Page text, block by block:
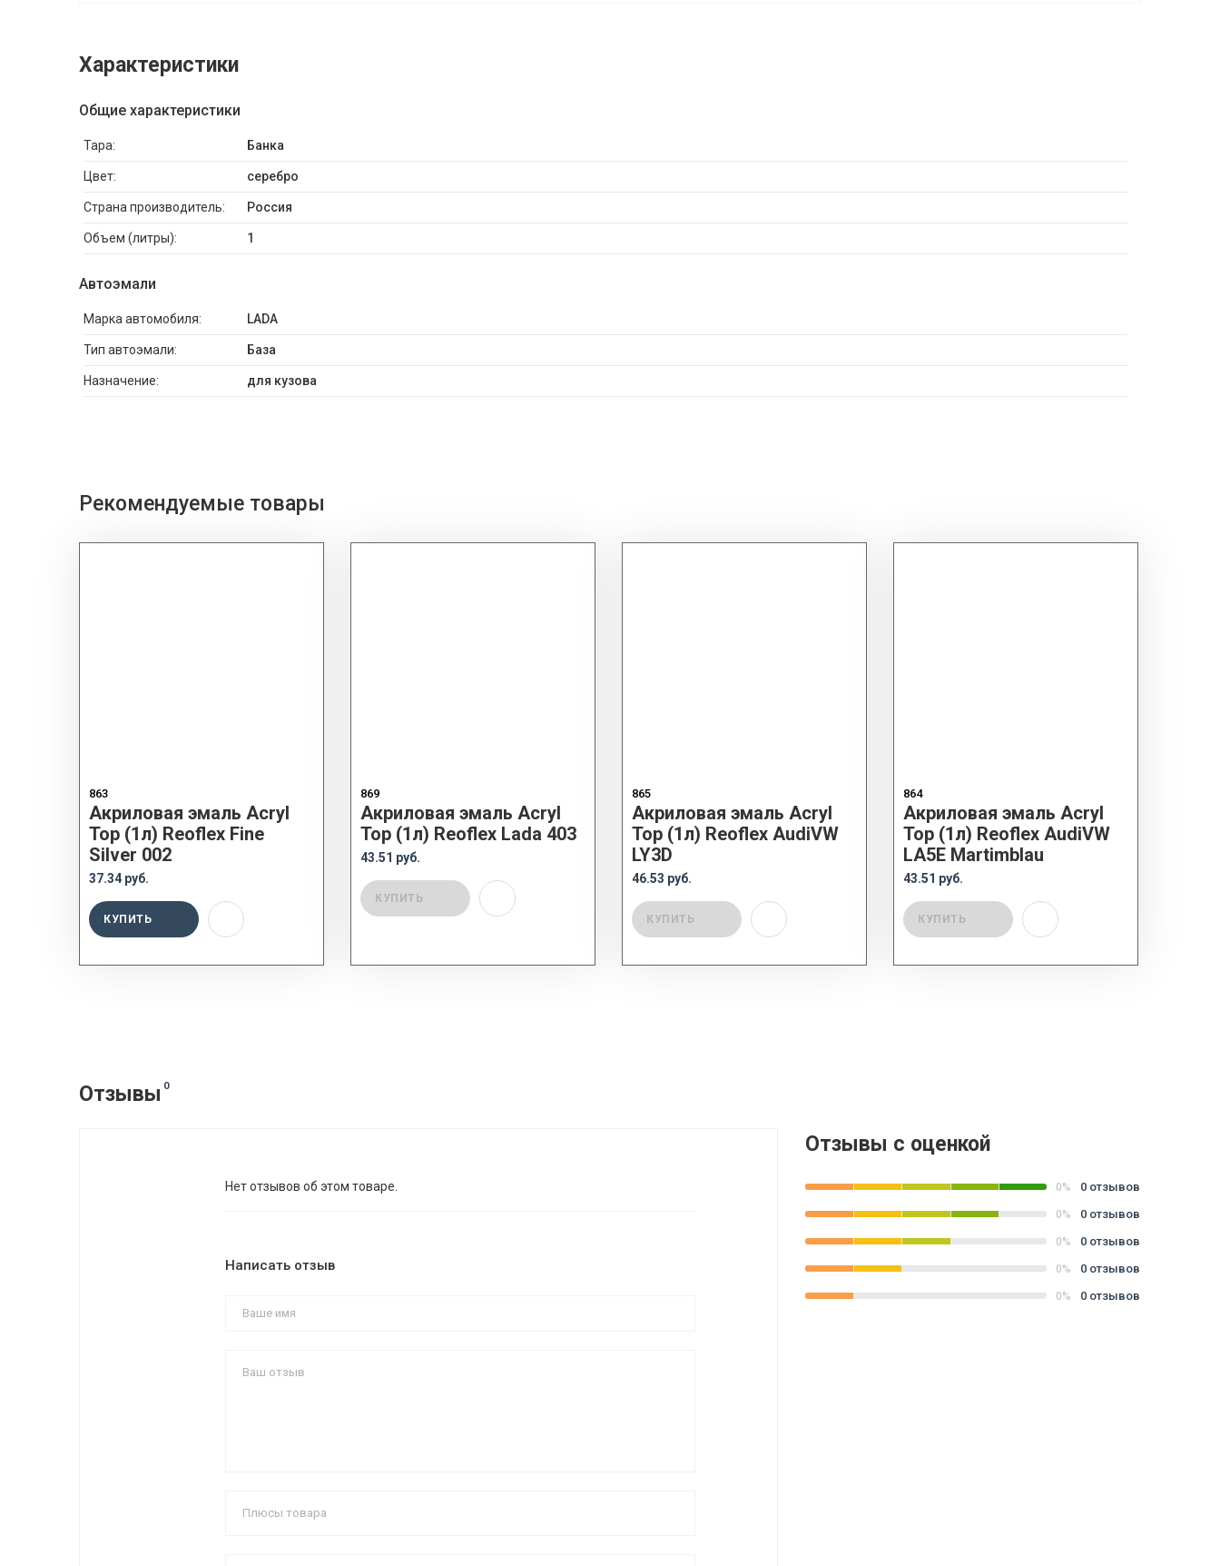
Характеристики
Общие характеристики
Тара: Банка
Цвет: серебро
Страна производитель: Россия
Объем (литры): 1
Автоэмали
Марка автомобиля: LADA
Тип автоэмали: База
Назначение: для кузова
Рекомендуемые товары
863
Акриловая эмаль Acryl
Top (1л) Reoflex Fine
Silver 002
37.34 руб.
КУПИТЬ
869
Акриловая эмаль Acryl
Top (1л) Reoflex Lada 403
43.51 руб.
КУПИТЬ
865
Акриловая эмаль Acryl
Top (1л) Reoflex AudiVW
LY3D
46.53 руб.
КУПИТЬ
864
Акриловая эмаль Acryl
Top (1л) Reoflex AudiVW
LA5E Martimblau
43.51 руб.
КУПИТЬ
Отзывы 0
Нет отзывов об этом товаре.
Написать отзыв
Отзывы с оценкой
0% 0 отзывов
0% 0 отзывов
0% 0 отзывов
0% 0 отзывов
0% 0 отзывов